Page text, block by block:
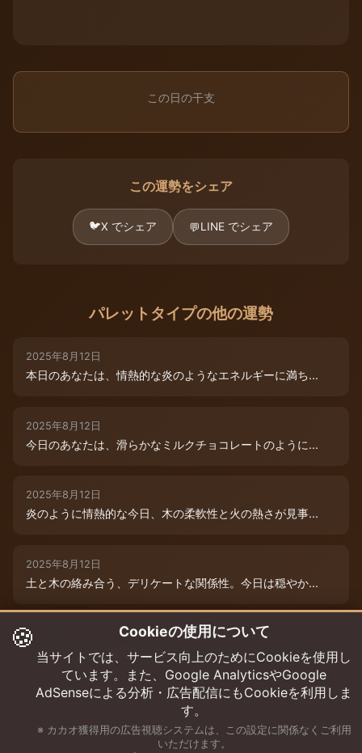
この日の干支
この運勢をシェア
🐦X でシェア 💬LINE でシェア
パレットタイプの他の運勢
2025年8月12日
本日のあなたは、情熱的な炎のようなエネルギーに満ち...
2025年8月12日
今日のあなたは、滑らかなミルクチョコレートのように...
2025年8月12日
炎のように情熱的な今日、木の柔軟性と火の熱さが見事...
2025年8月12日
土と木の絡み合う、デリケートな関係性。今日は穏やか...
2025年8月12日
本日は、木と水の絶妙な相生エネルギーが、あなたの可...
🍪 Cookieの使用について
当サイトでは、サービス向上のためにCookieを使用し
ています。また、Google AnalyticsやGoogle
AdSenseによる分析・広告配信にもCookieを利用しま
す。
※ カカオ獲得用の広告視聴システムは、この設定に関係なくご利用
いただけます。